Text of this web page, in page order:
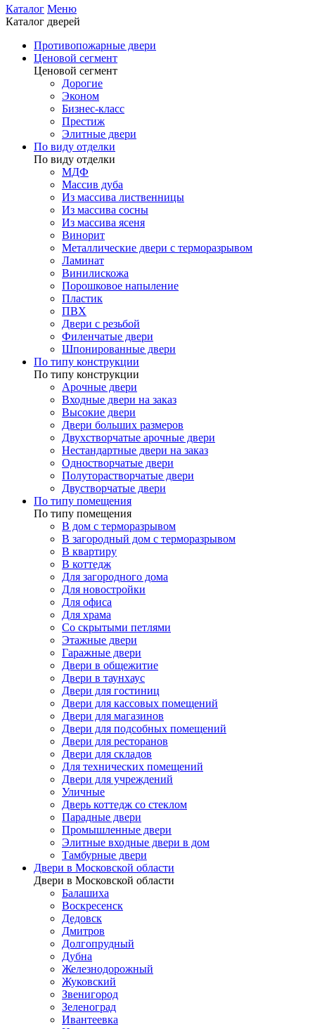
Каталог Меню
Каталог дверей
Противопожарные двери
Ценовой сегмент
Ценовой сегмент
Дорогие
Эконом
Бизнес-класс
Престиж
Элитные двери
По виду отделки
По виду отделки
МДФ
Массив дуба
Из массива лиственницы
Из массива сосны
Из массива ясеня
Винорит
Металлические двери с терморазрывом
Ламинат
Винилискожа
Порошковое напыление
Пластик
ПВХ
Двери с резьбой
Филенчатые двери
Шпонированные двери
По типу конструкции
По типу конструкции
Арочные двери
Входные двери на заказ
Высокие двери
Двери больших размеров
Двухстворчатые арочные двери
Нестандартные двери на заказ
Одностворчатые двери
Полуторастворчатые двери
Двустворчатые двери
По типу помещения
По типу помещения
В дом с терморазрывом
В загородный дом с терморазрывом
В квартиру
В коттедж
Для загородного дома
Для новостройки
Для офиса
Для храма
Со скрытыми петлями
Этажные двери
Гаражные двери
Двери в общежитие
Двери в таунхаус
Двери для гостиниц
Двери для кассовых помещений
Двери для магазинов
Двери для подсобных помещений
Двери для ресторанов
Двери для складов
Для технических помещений
Двери для учреждений
Уличные
Дверь коттедж со стеклом
Парадные двери
Промышленные двери
Элитные входные двери в дом
Тамбурные двери
Двери в Московской области
Двери в Московской области
Балашиха
Воскресенск
Дедовск
Дмитров
Долгопрудный
Дубна
Железнодорожный
Жуковский
Звенигород
Зеленоград
Ивантеевка